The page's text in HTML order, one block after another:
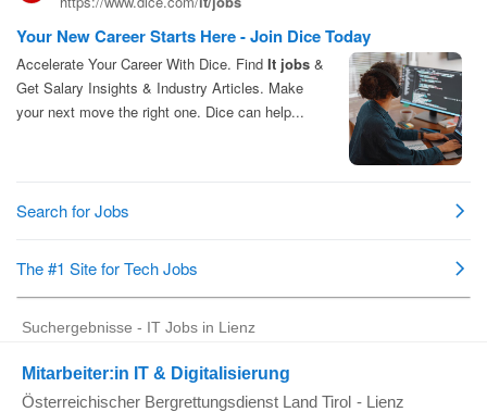
Suchergebnisse - IT Jobs in Lienz
Mitarbeiter:in IT & Digitalisierung
Österreichischer Bergrettungsdienst Land Tirol - Lienz